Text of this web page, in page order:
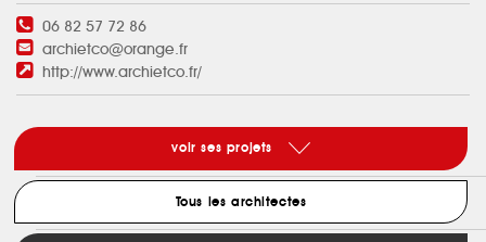
06 82 57 72 86
archietco@orange.fr
http://www.archietco.fr/
voir ses projets
Tous les architectes